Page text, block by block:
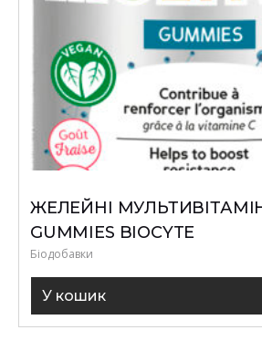
ЖЕЛЕЙНІ
GUMMIES BIOCYTE
Біодобавки
У кошик